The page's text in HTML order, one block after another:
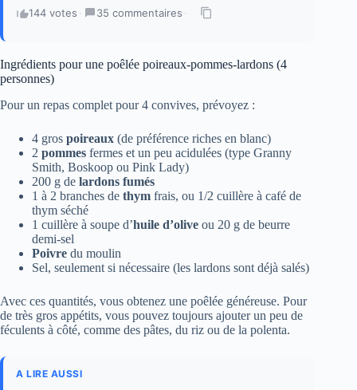
144 votes · 35 commentaires ·
Ingrédients pour une poêlée poireaux-pommes-lardons (4
personnes)
Pour un repas complet pour 4 convives, prévoyez :
4 gros poireaux (de préférence riches en blanc)
2 pommes fermes et un peu acidulées (type Granny
Smith, Boskoop ou Pink Lady)
200 g de lardons fumés
1 à 2 branches de thym frais, ou 1/2 cuillère à café de
thym séché
1 cuillère à soupe d’huile d’olive ou 20 g de beurre
demi-sel
Poivre du moulin
Sel, seulement si nécessaire (les lardons sont déjà salés)
Avec ces quantités, vous obtenez une poêlée généreuse. Pour
de très gros appétits, vous pouvez toujours ajouter un peu de
féculents à côté, comme des pâtes, du riz ou de la polenta.
A LIRE AUSSI